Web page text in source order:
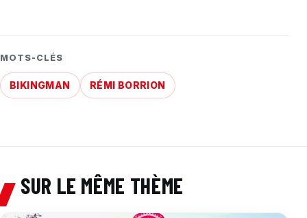
MOTS-CLÉS
BIKINGMAN RÉMI BORRION
SUR LE MÊME THÈME